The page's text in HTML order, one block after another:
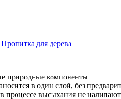
Пропитка для дерева
природные компоненты.
в один слой, без
процессе высыхания не